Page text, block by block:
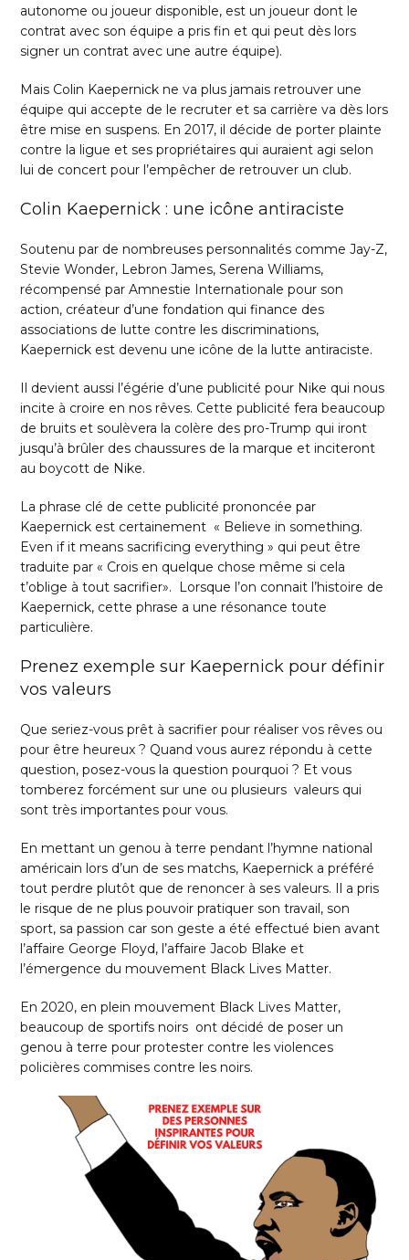
autonome ou joueur disponible, est un joueur dont le
contrat avec son équipe a pris fin et qui peut dès lors
signer un contrat avec une autre équipe).
Mais Colin Kaepernick ne va plus jamais retrouver une
équipe qui accepte de le recruter et sa carrière va dès lors
être mise en suspens. En 2017, il décide de porter plainte
contre la ligue et ses propriétaires qui auraient agi selon
lui de concert pour l’empêcher de retrouver un club.
Colin Kaepernick : une icône antiraciste
Soutenu par de nombreuses personnalités comme Jay-Z,
Stevie Wonder, Lebron James, Serena Williams,
récompensé par Amnestie Internationale pour son
action, créateur d’une fondation qui finance des
associations de lutte contre les discriminations,
Kaepernick est devenu une icône de la lutte antiraciste.
Il devient aussi l’égérie d’une publicité pour Nike qui nous
incite à croire en nos rêves. Cette publicité fera beaucoup
de bruits et soulèvera la colère des pro-Trump qui iront
jusqu’à brûler des chaussures de la marque et inciteront
au boycott de Nike.
La phrase clé de cette publicité prononcée par
Kaepernick est certainement « Believe in something.
Even if it means sacrificing everything » qui peut être
traduite par « Crois en quelque chose même si cela
t’oblige à tout sacrifier». Lorsque l’on connait l’histoire de
Kaepernick, cette phrase a une résonance toute
particulière.
Prenez exemple sur Kaepernick pour définir
vos valeurs
Que seriez-vous prêt à sacrifier pour réaliser vos rêves ou
pour être heureux ? Quand vous aurez répondu à cette
question, posez-vous la question pourquoi ? Et vous
tomberez forcément sur une ou plusieurs valeurs qui
sont très importantes pour vous.
En mettant un genou à terre pendant l’hymne national
américain lors d’un de ses matchs, Kaepernick a préféré
tout perdre plutôt que de renoncer à ses valeurs. Il a pris
le risque de ne plus pouvoir pratiquer son travail, son
sport, sa passion car son geste a été effectué bien avant
l’affaire George Floyd, l’affaire Jacob Blake et
l’émergence du mouvement Black Lives Matter.
En 2020, en plein mouvement Black Lives Matter,
beaucoup de sportifs noirs ont décidé de poser un
genou à terre pour protester contre les violences
policières commises contre les noirs.